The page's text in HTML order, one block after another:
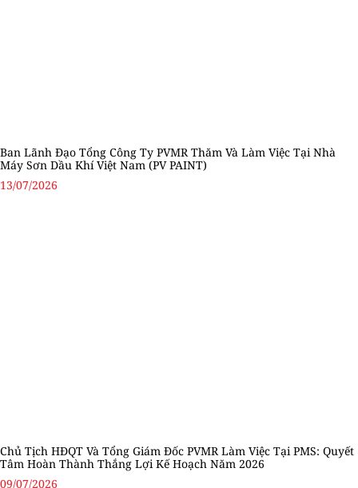
Ban Lãnh Đạo Tổng Công Ty PVMR Thăm Và Làm Việc Tại Nhà
Máy Sơn Dầu Khí Việt Nam (PV PAINT)
13/07/2026
Chủ Tịch HĐQT Và Tổng Giám Đốc PVMR Làm Việc Tại PMS: Quyết
Tâm Hoàn Thành Thắng Lợi Kế Hoạch Năm 2026
09/07/2026